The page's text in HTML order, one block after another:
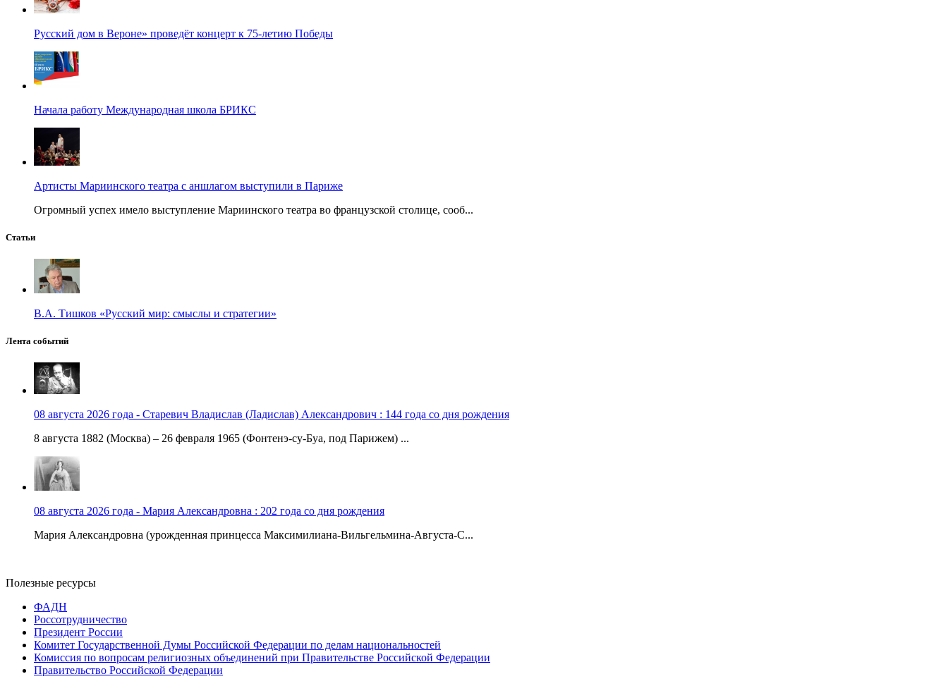
Русский дом в Вероне» проведёт концерт к 75-летию Победы
Начала работу Международная школа БРИКС
Артисты Мариинского театра с аншлагом выступили в Париже
Огромный успех имело выступление Мариинского театра во французской столице, сооб...
Статьи
В.А. Тишков «Русский мир: смыслы и стратегии»
Лента событий
08 августа 2026 года - Старевич Владислав (Ладислав) Александрович : 144 года со дня рождения
8 августа 1882 (Москва) – 26 февраля 1965 (Фонтенэ-су-Буа, под Парижем) ...
08 августа 2026 года - Мария Александровна : 202 года со дня рождения
Мария Александровна (урожденная принцесса Максимилиана-Вильгельмина-Августа-С...
Полезные ресурсы
ФАДН
Россотрудничество
Президент России
Комитет Государственной Думы Российской Федерации по делам национальностей
Комиссия по вопросам религиозных объединений при Правительстве Российской Федерации
Правительство Российской Федерации